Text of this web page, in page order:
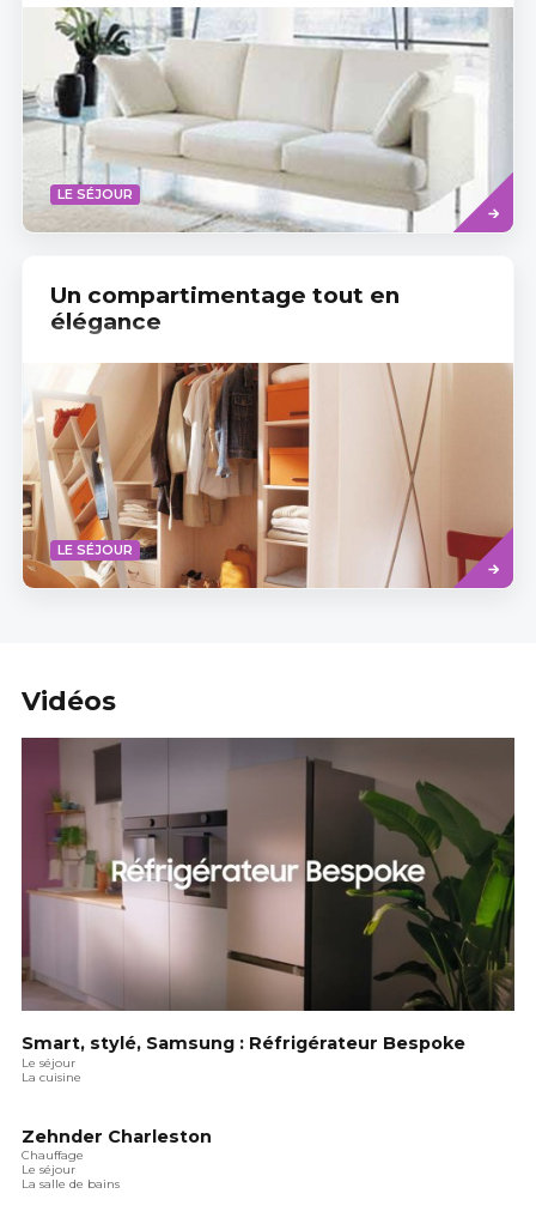
LE SÉJOUR
Read
more
Un compartimentage tout en
élégance
LE SÉJOUR
Read
more
Vidéos
Smart, stylé, Samsung : Réfrigérateur Bespoke
Le séjour
La cuisine
Zehnder Charleston
Chauffage
Le séjour
La salle de bains